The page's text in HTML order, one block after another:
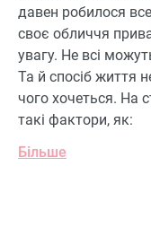
давен робилося
своє обличчя
увагу. Не всі
Та й спосіб життя
чого хочеться. На
такі фактори, як:
Більше